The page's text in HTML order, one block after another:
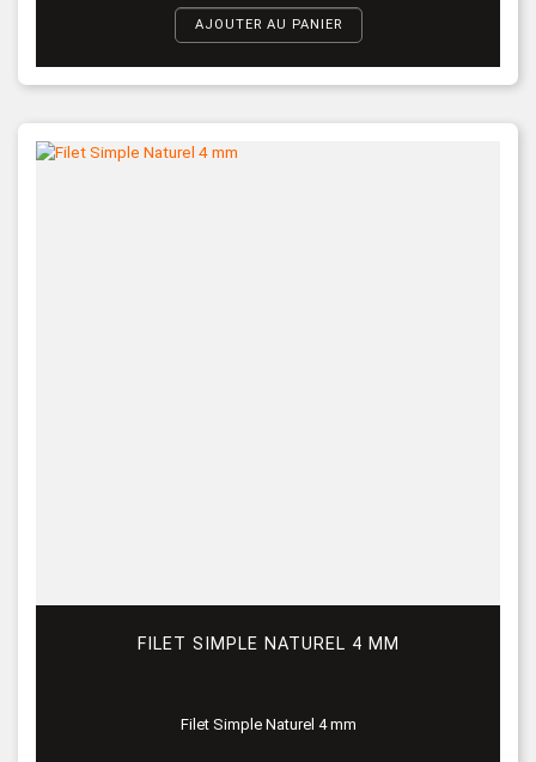
AJOUTER AU PANIER
FILET SIMPLE NATUREL 4 MM
Filet Simple Naturel 4 mm